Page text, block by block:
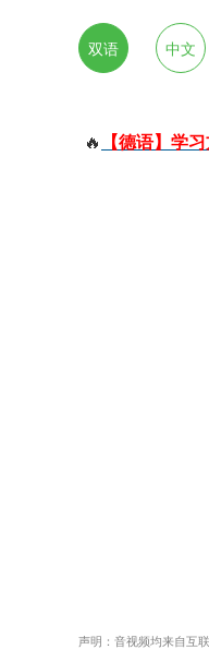
双语 中文
🔥 【德语】学
声明：音视频均来自互